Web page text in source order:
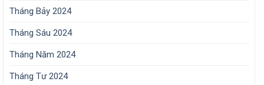
Tháng Bảy 2024
Tháng Sáu 2024
Tháng Năm 2024
Tháng Tư 2024